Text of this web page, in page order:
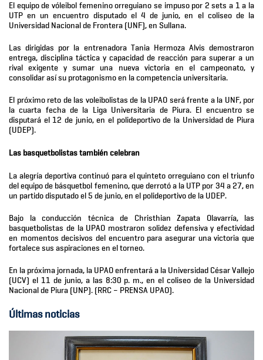
El equipo de vóleibol femenino orreguiano se impuso por 2 sets a 1 a la
UTP en un encuentro disputado el 4 de junio, en el coliseo de la
Universidad Nacional de Frontera (UNF), en Sullana.
Las dirigidas por la entrenadora Tania Hermoza Alvis demostraron
entrega, disciplina táctica y capacidad de reacción para superar a un
rival exigente y sumar una nueva victoria en el campeonato, y
consolidar así su protagonismo en la competencia universitaria.
El próximo reto de las voleibolistas de la UPAO será frente a la UNF, por
la cuarta fecha de la Liga Universitaria de Piura. El encuentro se
disputará el 12 de junio, en el polideportivo de la Universidad de Piura
(UDEP).
Las basquetbolistas también celebran
La alegría deportiva continuó para el quinteto orreguiano con el triunfo
del equipo de básquetbol femenino, que derrotó a la UTP por 34 a 27, en
un partido disputado el 5 de junio, en el polideportivo de la UDEP.
Bajo la conducción técnica de Christhian Zapata Olavarría, las
basquetbolistas de la UPAO mostraron solidez defensiva y efectividad
en momentos decisivos del encuentro para asegurar una victoria que
fortalece sus aspiraciones en el torneo.
En la próxima jornada, la UPAO enfrentará a la Universidad César Vallejo
(UCV) el 11 de junio, a las 8:30 p. m., en el coliseo de la Universidad
Nacional de Piura (UNP). (RRC – PRENSA UPAO).
Últimas noticias